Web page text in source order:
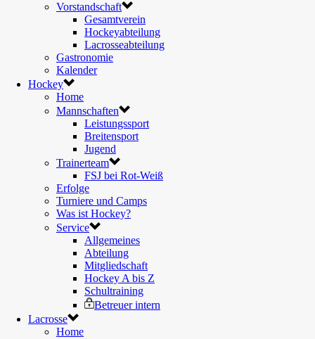
Vorstandschaft
Gesamtverein
Hockeyabteilung
Lacrosseabteilung
Gastronomie
Kalender
Hockey
Home
Mannschaften
Leistungssport
Breitensport
Jugend
Trainerteam
FSJ bei Rot-Weiß
Erfolge
Turniere und Camps
Was ist Hockey?
Service
Allgemeines
Abteilung
Mitgliedschaft
Hockey A bis Z
Schultraining
Betreuer intern
Lacrosse
Home